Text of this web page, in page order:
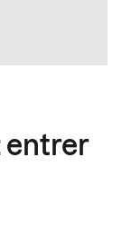
entrer